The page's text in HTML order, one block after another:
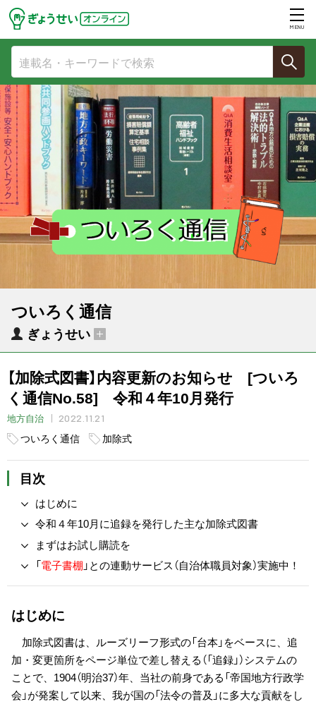
MENU
ついろく通信
ぎょうせい
【加除式図書】内容更新のお知らせ [ついろ
く通信No.58] 令和４年10月発行
地方自治
2022.11.21
ついろく通信
加除式
目次
はじめに
令和４年10月に追録を発行した主な加除式図書
まずはお試し購読を
「電子書棚 」との連動サービス（自治体職員対象）実施中！
はじめに
加除式図書は、ルーズリーフ形式の「台本」をベースに、追
加・変更箇所をページ単位で差し替える（「追録」）システムの
ことで、1904（明治37）年、当社の前身である「帝国地方行政学
会」が発案して以来、我が国の「法令の普及」に多大な貢献をし